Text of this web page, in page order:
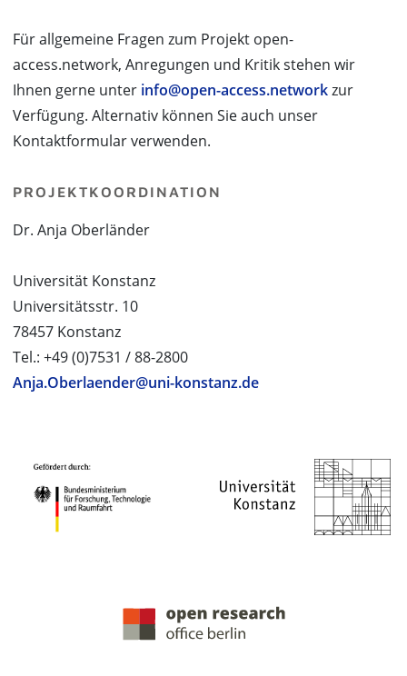
Für allgemeine Fragen zum Projekt open-
access.network, Anregungen und Kritik stehen wir
Ihnen gerne unter info@open-access.networkzur
Verfügung. Alternativ können Sie auch unser
Kontaktformular verwenden.
PROJEKTKOORDINATION
Dr. Anja Oberländer
Universität Konstanz
Universitätsstr. 10
78457 Konstanz
Tel.: +49 (0)7531 / 88-2800
Anja.Oberlaender@uni-konstanz.de